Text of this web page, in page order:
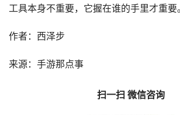
工具本身不重要，它握在谁的手里才重要。
作者：西泽步
来源：手游那点事
扫一扫 微信咨询